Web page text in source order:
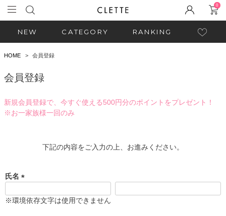
0
NEW CATEGORY RANKING
HOME 会員登録
会員登録
新規会員登録で、今すぐ使える500円分のポイントをプレゼント！
※お一家族様一回のみ
下記の内容をご入力の上、お進みください。
氏名
必
※環境依存文字は使用できません